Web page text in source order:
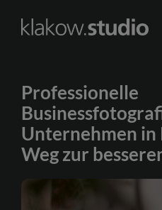
Professionelle
Unternehmen
Weg zur